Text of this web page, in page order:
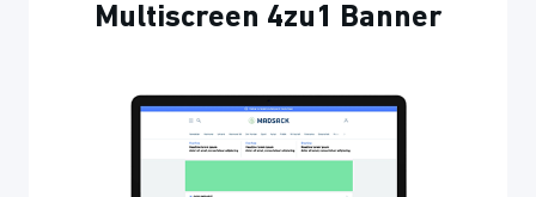
Multiscreen 4zu1 Banner